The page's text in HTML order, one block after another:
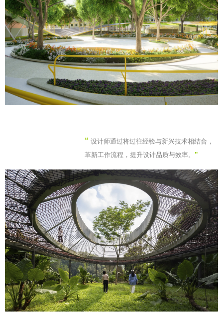
“ 设计师通过将过往经验与新兴技术相结合，
革新工作流程，提升设计品质与效率。 ”